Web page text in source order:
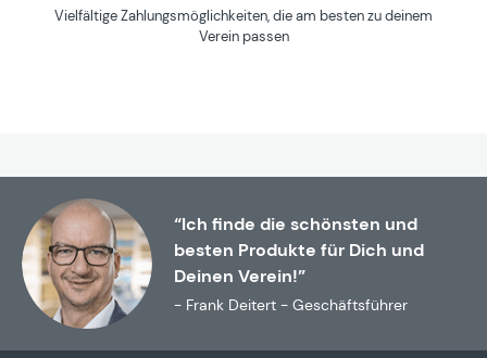
Vielfältige Zahlungsmöglichkeiten, die am besten zu deinem
Verein passen
“Ich finde die schönsten und
besten Produkte für Dich und
Deinen Verein!”
- Frank Deitert - Geschäftsführer